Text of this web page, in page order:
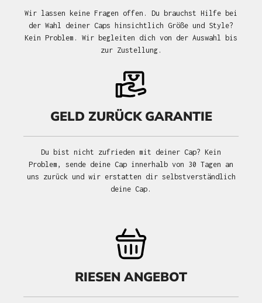
Wir lassen keine Fragen offen. Du brauchst Hilfe bei
der Wahl deiner Caps hinsichtlich Größe und Style?
Kein Problem. Wir begleiten dich von der Auswahl bis
zur Zustellung.
GELD ZURÜCK GARANTIE
Du bist nicht zufrieden mit deiner Cap? Kein
Problem, sende deine Cap innerhalb von 30 Tagen an
uns zurück und wir erstatten dir selbstverständlich
deine Cap.
RIESEN ANGEBOT